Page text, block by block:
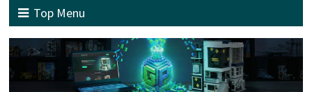
Top Menu